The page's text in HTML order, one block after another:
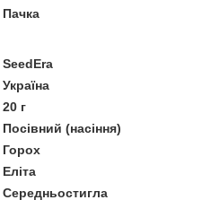
Пачка
SeedEra
Україна
20 г
Посівний (насіння)
Горох
Еліта
Середньостигла